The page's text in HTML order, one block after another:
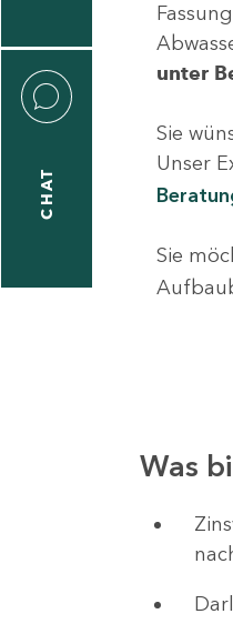
CHAT
unter
Sie
Unser
Sie
Was